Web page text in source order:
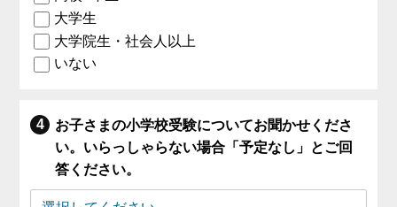
大学生
大学院生・社会人以上
いない
お子さまの小学校受験についてお聞かせくださ
い。いらっしゃらない場合「予定なし」とご回
答ください。